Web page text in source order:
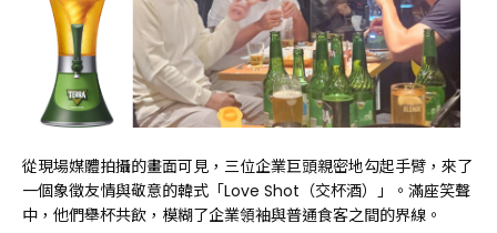
從現場媒體拍攝的畫面可見，三位企業巨頭親密地勾起手臂，來了
一個象徵友情與敬意的韓式「Love Shot（交杯酒）」。滿座笑聲
中，他們舉杯共飲，模糊了企業領袖與普通食客之間的界線。